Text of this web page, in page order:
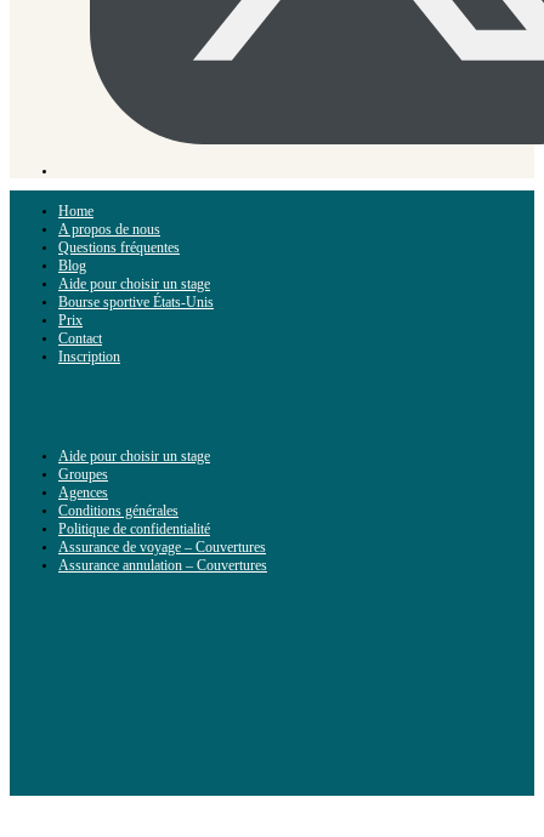
Home
A propos de nous
Questions fréquentes
Blog
Aide pour choisir un stage
Bourse sportive États-Unis
Prix
Contact
Inscription
Aide pour choisir un stage
Groupes
Agences
Conditions générales
Politique de confidentialité
Assurance de voyage – Couvertures
Assurance annulation – Couvertures